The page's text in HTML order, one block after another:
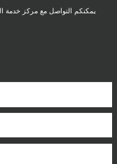
يمكنكم التواصل مع مركز خدمة